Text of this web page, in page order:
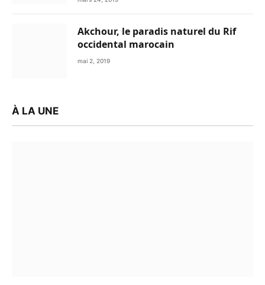
Akchour, le paradis naturel du Rif
occidental marocain
mai 2, 2019
À LA UNE